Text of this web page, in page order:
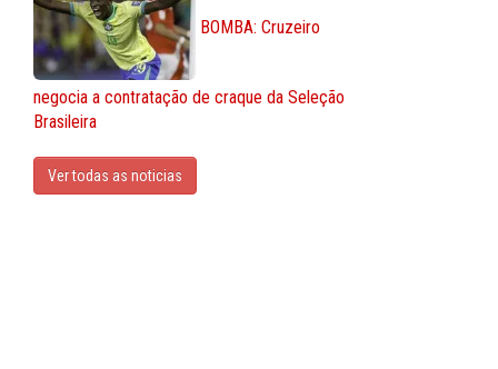
BOMBA: Cruzeiro
negocia a contratação de craque da Seleção
Brasileira
Ver todas as noticias